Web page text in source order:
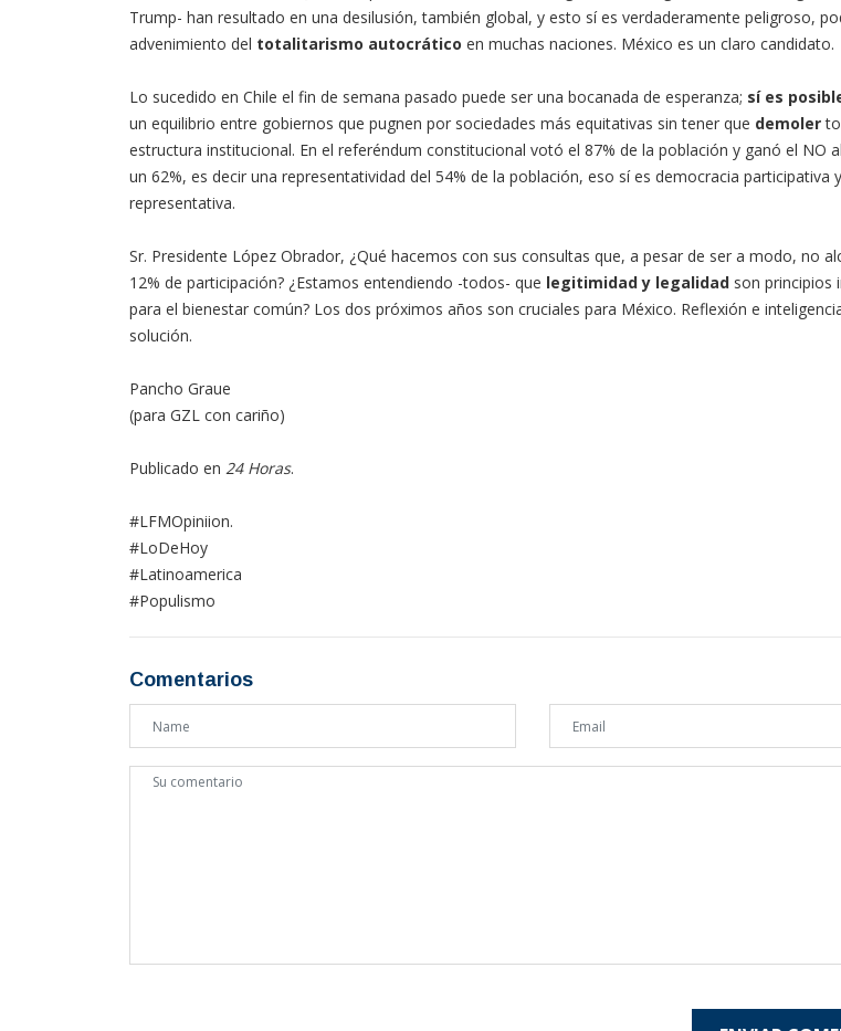
Trump- han resultado en una desilusión, también global, y esto sí es verdaderamente peligroso,
advenimiento del totalitarismo autocrático en muchas naciones. México es un claro candidato.
Lo sucedido en Chile el fin de semana pasado puede ser una bocanada de esperanza; sí es
un equilibrio entre gobiernos que pugnen por sociedades más equitativas sin tener que demoler
estructura institucional. En el referéndum constitucional votó el 87% de la población y ganó el NO
un 62%, es decir una representatividad del 54% de la población, eso sí es democracia participativa y
representativa.
Sr. Presidente López Obrador, ¿Qué hacemos con sus consultas que, a pesar de ser a modo, no
12% de participación? ¿Estamos entendiendo -todos- que legitimidad y legalidad son principios
para el bienestar común? Los dos próximos años son cruciales para México. Reflexión e
solución.
Pancho Graue
(para GZL con cariño)
Publicado en 24 Horas.
#LFMOpiniion.
#LoDeHoy
#Latinoamerica
#Populismo
Comentarios